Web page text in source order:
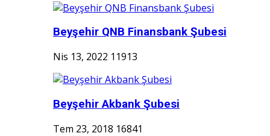
Beyşehir QNB Finansbank Şubesi
Nis 13, 2022 11913
Beyşehir Akbank Şubesi
Tem 23, 2018 16841